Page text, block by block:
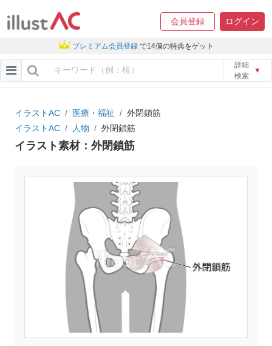
会員登録 ログイン
プレミアム会員登録 で14個の特典をゲット
詳細
検索
▼
イラストAC 医療・福祉
外閉鎖筋
イラストAC
人物 外閉鎖筋
イラスト素材：外閉鎖筋